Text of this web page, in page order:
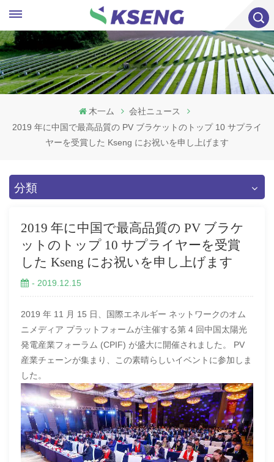
木一ム
会社ニュース
2019 年に中国で最高品質の PV ブラケットのトップ 10 サプライ
ヤーを受賞した Kseng にお祝いを申し上げます
分類
2019 年に中国で最高品質の PV ブラケ
ットのトップ 10 サプライヤーを受賞
した Kseng にお祝いを申し上げます
- 2019.12.15
2019 年 11 月 15 日、国際エネルギー ネットワークのオム
ニメディア プラットフォームが主催する第 4 回中国太陽光
発電産業フォーラム (CPIF) が盛大に開催されました。 PV
産業チェーンが集まり、この素晴らしいイベントに参加しま
した。